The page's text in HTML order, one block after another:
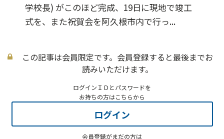
学校長) がこのほど完成、19日に現地で竣工
式を、また祝賀会を阿久根市内で行っ...
この記事は会員限定です。会員登録すると最後までお
読みいただけます。
ログインＩＤとパスワードを
お持ちの方はこちらから
ログイン
会員登録がまだの方は